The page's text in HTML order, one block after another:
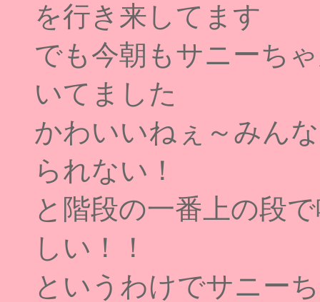
を行き来してます
でも今朝もサニーち
いてました
かわいいねぇ～みん
られない！
と階段の一番上の段
しい！！
というわけでサニー